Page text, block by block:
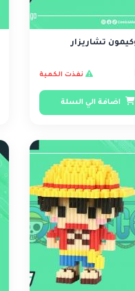
تشاريزار
نفذت الكمية
اضافة الي السلة